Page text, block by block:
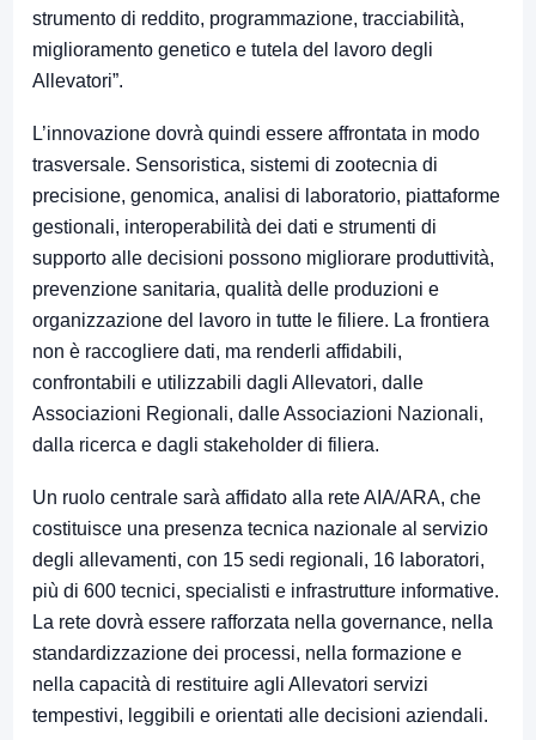
strumento di reddito, programmazione, tracciabilità,
miglioramento genetico e tutela del lavoro degli
Allevatori”.
L’innovazione dovrà quindi essere affrontata in modo
trasversale. Sensoristica, sistemi di zootecnia di
precisione, genomica, analisi di laboratorio, piattaforme
gestionali, interoperabilità dei dati e strumenti di
supporto alle decisioni possono migliorare produttività,
prevenzione sanitaria, qualità delle produzioni e
organizzazione del lavoro in tutte le filiere. La frontiera
non è raccogliere dati, ma renderli affidabili,
confrontabili e utilizzabili dagli Allevatori, dalle
Associazioni Regionali, dalle Associazioni Nazionali,
dalla ricerca e dagli stakeholder di filiera.
Un ruolo centrale sarà affidato alla rete AIA/ARA, che
costituisce una presenza tecnica nazionale al servizio
degli allevamenti, con 15 sedi regionali, 16 laboratori,
più di 600 tecnici, specialisti e infrastrutture informative.
La rete dovrà essere rafforzata nella governance, nella
standardizzazione dei processi, nella formazione e
nella capacità di restituire agli Allevatori servizi
tempestivi, leggibili e orientati alle decisioni aziendali.